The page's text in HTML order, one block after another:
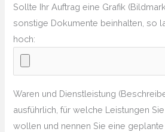
Sollte Ihr Auftrag eine Grafik
sonstige Dokumente beinhalten, so
hoch:
Waren und Dienstleistung
ausführlich, für welche Leistungen
wollen und nennen Sie eine